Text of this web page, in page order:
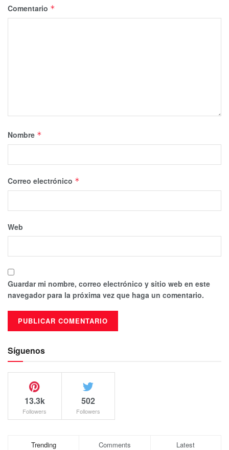
Comentario *
Nombre *
Correo electrónico *
Web
Guardar mi nombre, correo electrónico y sitio web en este
navegador para la próxima vez que haga un comentario.
Síguenos
13.3k
Followers
502
Followers
Trending Comments Latest